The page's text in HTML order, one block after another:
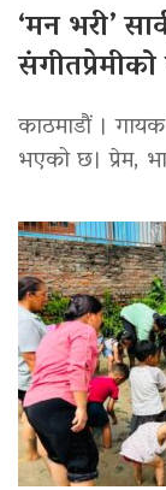
‘मन भरी’
काठमाडौं ।
भएको छ। प्रेम,